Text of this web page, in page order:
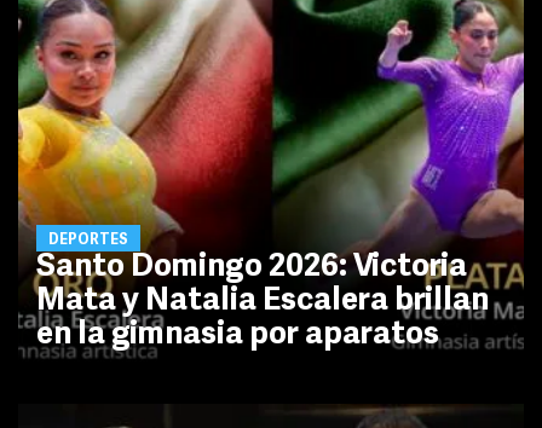
DEPORTES
Santo Domingo 2026: Victoria
Mata y Natalia Escalera brillan
en la gimnasia por aparatos